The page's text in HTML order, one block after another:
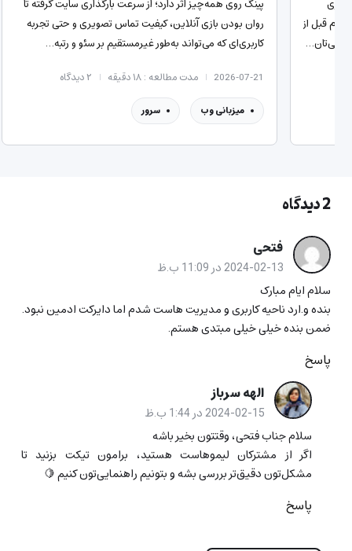
قدم قبل از
پینگ روی همه‌چیز اثر دارد؛ از سرعت بارگذاری سایت گرفته تا
روان بودن بازی آنلاین، کیفیت تماس تصویری و حتی تجربه
کاربری‌ای که می‌تواند به‌طور غیرمستقیم بر سئو و رتبه…
2026-07-21 مدت مطالعه : ۱۸ دقیقه ۲دیدگاه
میزبانی وب سرور
2 دیدگاه
فتحی
2024-02-13 در 11:09 ب.ظ
سلام ایام مبارک
بنده و.ارد ناحیه کاربری و مدیریت هاست شدم اما دایرکت ادمین نبود.
ضمن بنده خیلی خیلی مبتدی هستم.
پاسخ
الهه سرباز
2024-02-15 در 1:44 ب.ظ
سلام جناب فتحی، وقتتون بخیر باشه
اگر از مشترکان لیموهاست هستید، برامون تیکت بزنید تا
مشکل‌تون دقیق‌تر بررسی بشه و بتونیم راهنمایی‌تون کنیم 🍋
پاسخ